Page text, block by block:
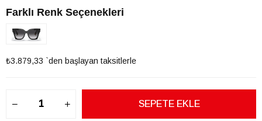
Farklı Renk Seçenekleri
₺3.879,33 `den başlayan taksitlerle